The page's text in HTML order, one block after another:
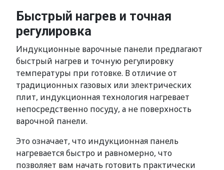
Быстрый нагрев и точная
регулировка
Индукционные варочные панели предлагают
быстрый нагрев и точную регулировку
температуры при готовке. В отличие от
традиционных газовых или электрических
плит, индукционная технология нагревает
непосредственно посуду, а не поверхность
варочной панели.
Это означает, что индукционная панель
нагревается быстро и равномерно, что
позволяет вам начать готовить практически